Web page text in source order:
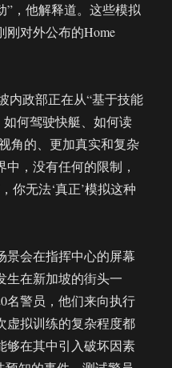
”，他解释道。这些模拟
刚对外公布的Home
内政部正在从“基于技能
何驾驶快艇、如何读
角的、更加真实和复杂
，没有任何的限制，
你无法‘真正’模拟这种
景会在指挥中心的屏幕
生在新加坡的街头一
名警员，他们来向执行
虚拟训练的复杂程度都
够在其中引入破坏因素